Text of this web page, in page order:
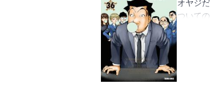
レー／
ツナマ
オヤジ
ついて
ネだ。